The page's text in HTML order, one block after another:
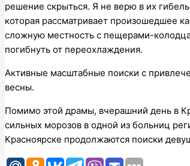
решение скрыться. Я не верю в их
которая рассматривает произошедшее
сложную местность с пещерами-
погибнуть от переохлаждения.
Активные масштабные поиски с
весны.
Помимо этой драмы, вчерашний день в
сильных морозов в одной из больниц
Красноярске продолжаются поиски